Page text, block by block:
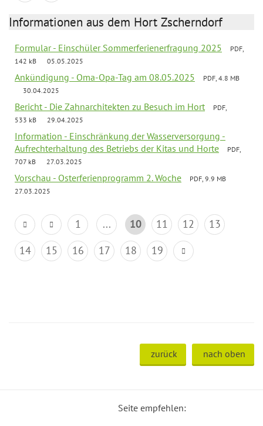
Informationen aus dem Hort Zscherndorf
Formular - Einschüler Sommerferienerfragung 2025
PDF,
142 kB
05.05.2025
Ankündigung - Oma-Opa-Tag am 08.05.2025
PDF, 4.8 MB
30.04.2025
Bericht - Die Zahnarchitekten zu Besuch im Hort
PDF,
533 kB
29.04.2025
Information - Einschränkung der Wasserversorgung -
Aufrechterhaltung des Betriebs der Kitas und Horte
PDF,
707 kB
27.03.2025
Vorschau - Osterferienprogramm 2. Woche
PDF, 9.9 MB
27.03.2025
1 ... 10 11 12
13
14
15 16 17 18 19
zurück nach oben
Seite empfehlen: